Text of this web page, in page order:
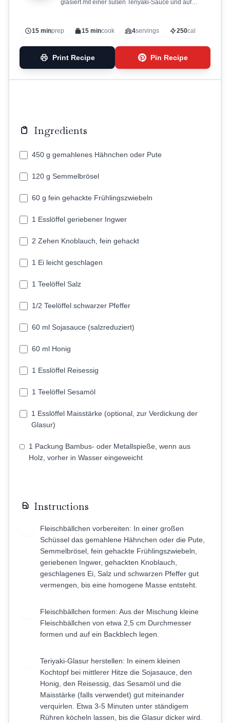
glasiert mit einer süßen Teriyaki-Sauce und auf
15 minprep 15 mincook 4servings 250cal
Print Recipe Pin Recipe
Ingredients
450 g gemahlenes Hähnchen oder Pute
120 g Semmelbrösel
60 g fein gehackte Frühlingszwiebeln
1 Esslöffel geriebener Ingwer
2 Zehen Knoblauch, fein gehackt
1 Ei leicht geschlagen
1 Teelöffel Salz
1/2 Teelöffel schwarzer Pfeffer
60 ml Sojasauce (salzreduziert)
60 ml Honig
1 Esslöffel Reisessig
1 Teelöffel Sesamöl
1 Esslöffel Maisstärke (optional, zur Verdickung der
Glasur)
1 Packung Bambus- oder Metallspieße, wenn aus
Holz, vorher in Wasser eingeweicht
Instructions
Fleischbällchen vorbereiten: In einer großen
Schüssel das gemahlene Hähnchen oder die Pute,
Semmelbrösel, fein gehackte Frühlingszwiebeln,
geriebenen Ingwer, gehackten Knoblauch,
geschlagenes Ei, Salz und schwarzen Pfeffer gut
vermengen, bis eine homogene Masse entsteht.
Fleischbällchen formen: Aus der Mischung kleine
Fleischbällchen von etwa 2,5 cm Durchmesser
formen und auf ein Backblech legen.
Teriyaki-Glasur herstellen: In einem kleinen
Kochtopf bei mittlerer Hitze die Sojasauce, den
Honig, den Reisessig, das Sesamöl und die
Maisstärke (falls verwendet) gut miteinander
verquirlen. Etwa 3-5 Minuten unter ständigem
Rühren köcheln lassen, bis die Glasur dicker wird.